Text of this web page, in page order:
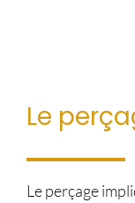
Le
Le perçage